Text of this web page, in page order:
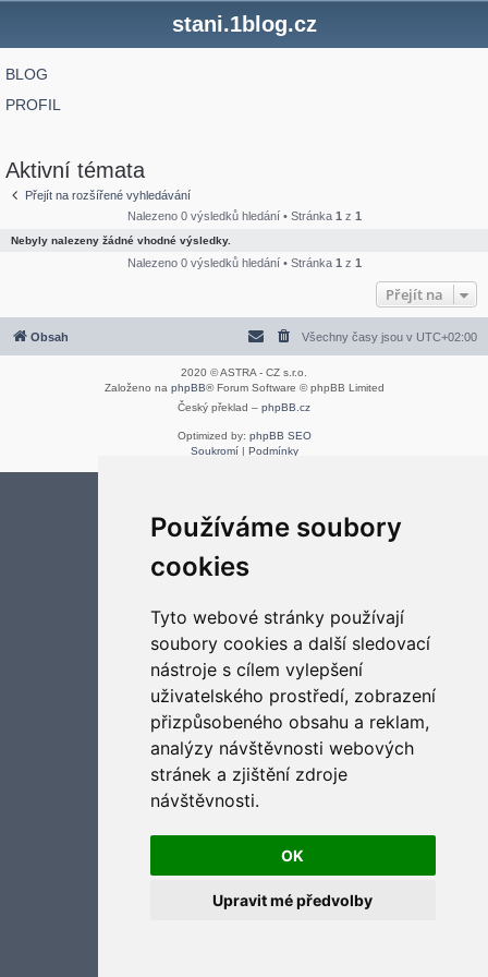
Používáme soubory
cookies
Tyto webové stránky používají
soubory cookies a další sledovací
nástroje s cílem vylepšení
uživatelského prostředí, zobrazení
přizpůsobeného obsahu a reklam,
analýzy návštěvnosti webových
stránek a zjištění zdroje
návštěvnosti.
OK
Upravit mé předvolby
stani.1blog.cz
BLOG
PROFIL
Aktivní témata
Přejít na rozšířené vyhledávání
Nalezeno 0 výsledků hledání • Stránka 1 z 1
Nebyly nalezeny žádné vhodné výsledky.
Nalezeno 0 výsledků hledání • Stránka 1 z 1
Přejít na
Obsah Všechny časy jsou v UTC+02:00
2020 © ASTRA - CZ s.r.o.
Založeno na phpBB® Forum Software © phpBB Limited
Český překlad – phpBB.cz
Optimized by: phpBB SEO
Soukromí| Podmínky